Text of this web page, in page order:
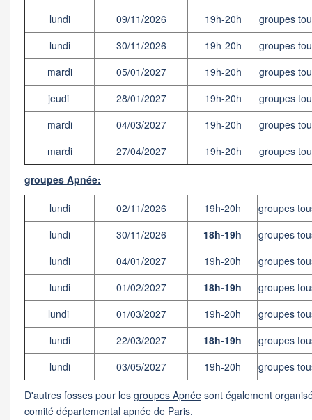
lundi
09/11/2026 19h-20h
groupes
lundi
30/11/2026 19h-20h
groupes
mardi
05/01/2027 19h-20h
groupes
jeudi
28/01/2027 19h-20h
groupes
mardi
04/03/2027 19h-20h
groupes
mardi
27/04/2027 19h-20h groupes
groupes Apnée:
lundi 02/11/2026 19h-20h
groupes
lundi
30/11/2026 18h-19h
groupes
lundi
04/01/2027 19h-20h
groupes
lundi
01/02/2027 18h-19h
groupes
lundi
01/03/2027 19h-20h
groupes
lundi
22/03/2027 18h-19h
groupes
lundi
03/05/2027 19h-20h groupes
D'autres fosses pour les groupes Apnée sont également
comité départemental apnée de Paris.